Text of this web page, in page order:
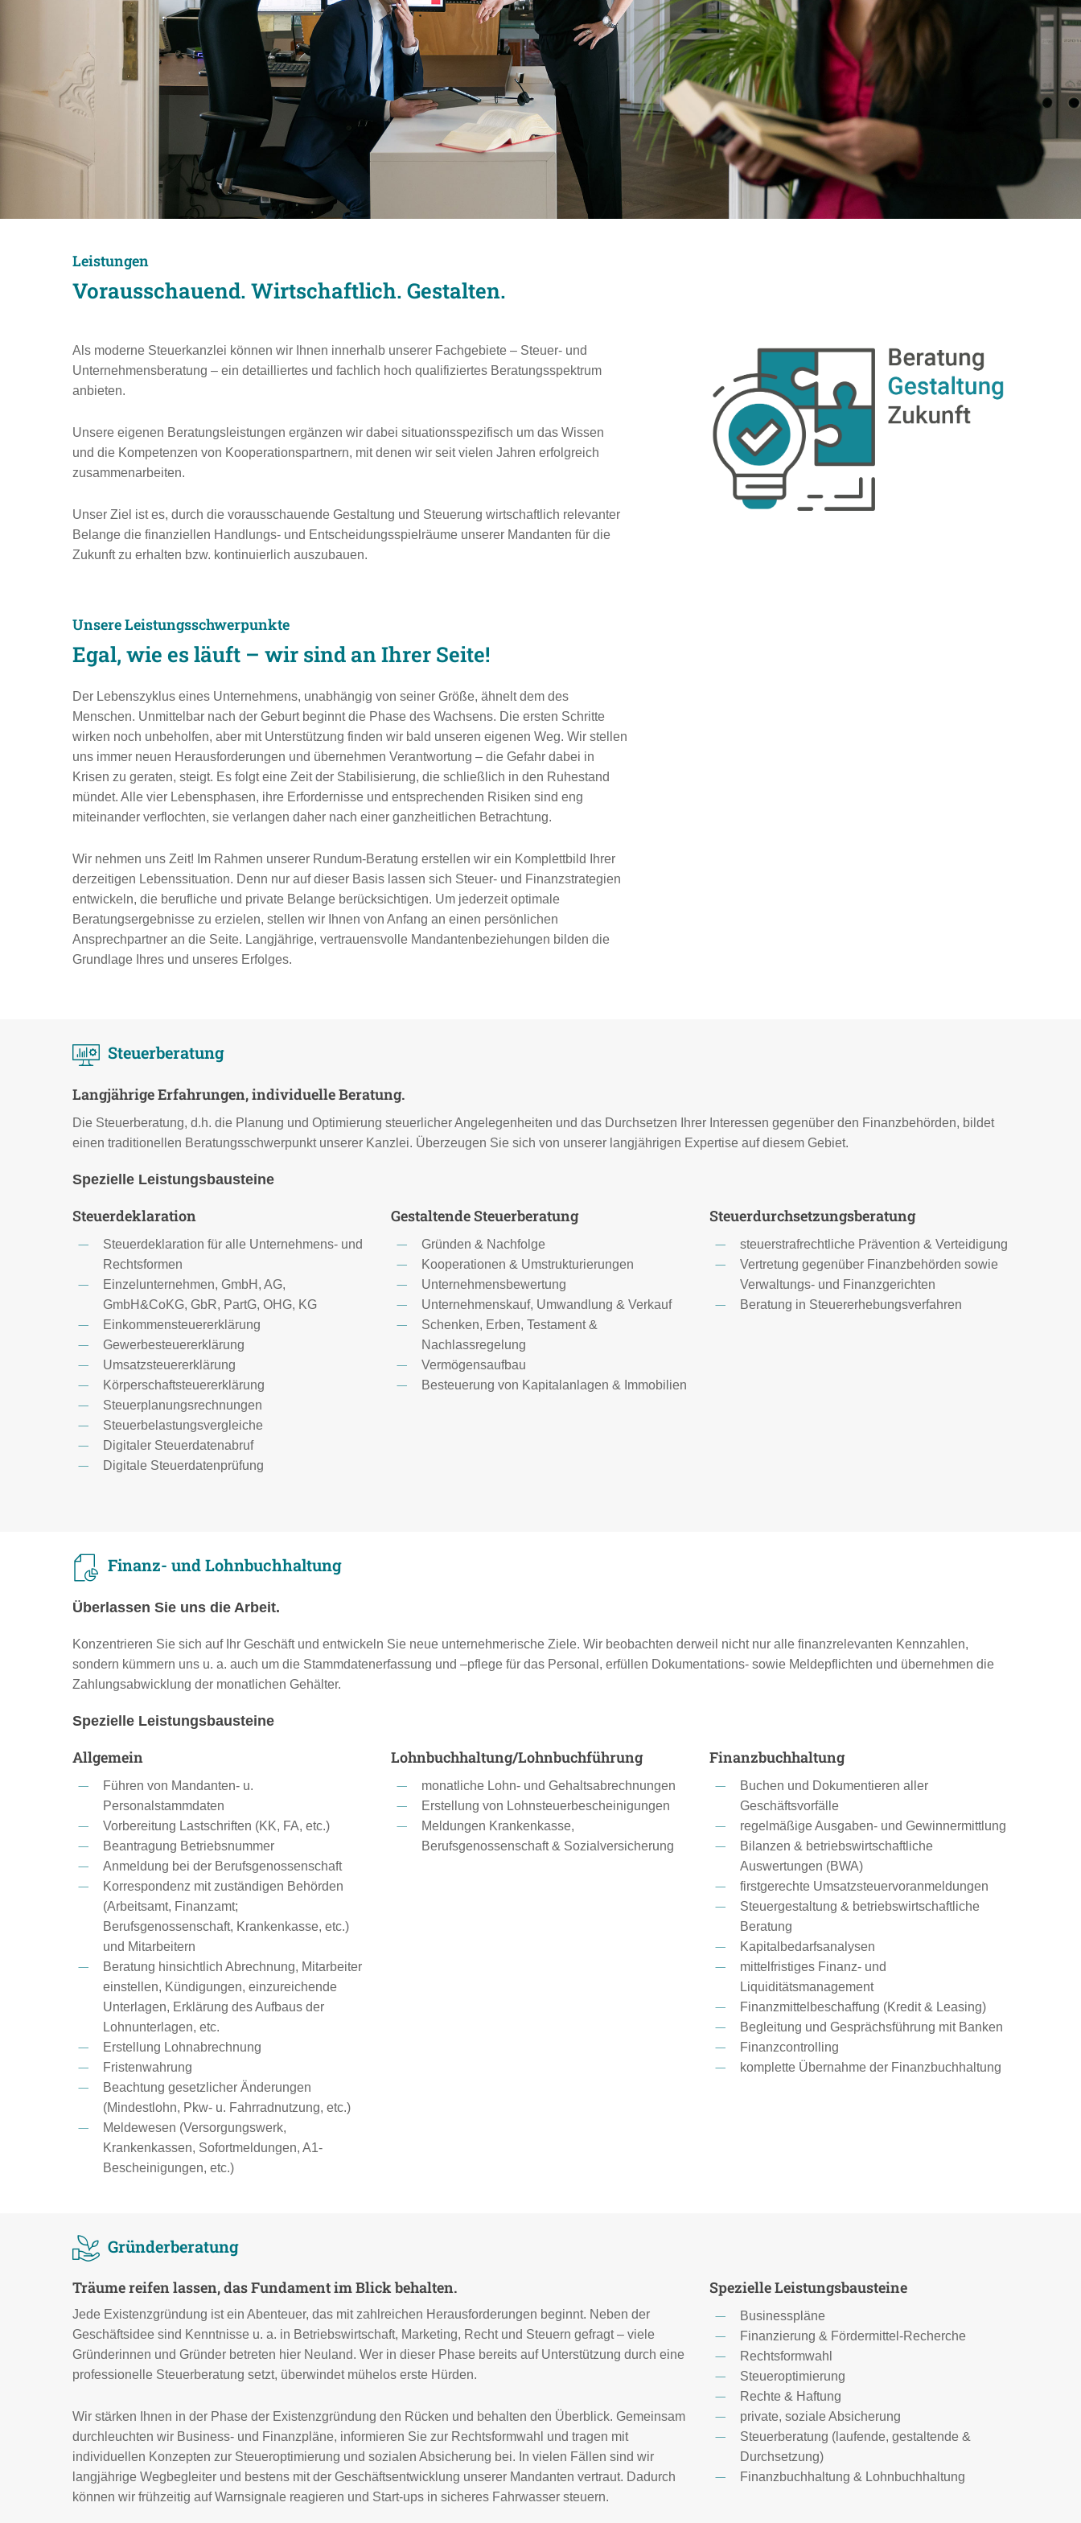
Leistungen
Vorausschauend. Wirtschaftlich. Gestalten.
Als moderne Steuerkanzlei können wir Ihnen innerhalb unserer Fachgebiete – Steuer- und
Unternehmensberatung – ein detailliertes und fachlich hoch qualifiziertes Beratungsspektrum
anbieten.
Unsere eigenen Beratungsleistungen ergänzen wir dabei situationsspezifisch um das Wissen
und die Kompetenzen von Kooperationspartnern, mit denen wir seit vielen Jahren erfolgreich
zusammenarbeiten.
Unser Ziel ist es, durch die vorausschauende Gestaltung und Steuerung wirtschaftlich relevanter
Belange die finanziellen Handlungs- und Entscheidungsspielräume unserer Mandanten für die
Zukunft zu erhalten bzw. kontinuierlich auszubauen.
Unsere Leistungsschwerpunkte
Egal, wie es läuft – wir sind an Ihrer Seite!
Der Lebenszyklus eines Unternehmens, unabhängig von seiner Größe, ähnelt dem des
Menschen. Unmittelbar nach der Geburt beginnt die Phase des Wachsens. Die ersten Schritte
wirken noch unbeholfen, aber mit Unterstützung finden wir bald unseren eigenen Weg. Wir stellen
uns immer neuen Herausforderungen und übernehmen Verantwortung – die Gefahr dabei in
Krisen zu geraten, steigt. Es folgt eine Zeit der Stabilisierung, die schließlich in den Ruhestand
mündet. Alle vier Lebensphasen, ihre Erfordernisse und entsprechenden Risiken sind eng
miteinander verflochten, sie verlangen daher nach einer ganzheitlichen Betrachtung.
Wir nehmen uns Zeit! Im Rahmen unserer Rundum-Beratung erstellen wir ein Komplettbild Ihrer
derzeitigen Lebenssituation. Denn nur auf dieser Basis lassen sich Steuer- und Finanzstrategien
entwickeln, die berufliche und private Belange berücksichtigen. Um jederzeit optimale
Beratungsergebnisse zu erzielen, stellen wir Ihnen von Anfang an einen persönlichen
Ansprechpartner an die Seite. Langjährige, vertrauensvolle Mandantenbeziehungen bilden die
Grundlage Ihres und unseres Erfolges.
Steuerberatung
Langjährige Erfahrungen, individuelle Beratung.
Die Steuerberatung, d.h. die Planung und Optimierung steuerlicher Angelegenheiten und das Durchsetzen Ihrer Interessen gegenüber den Finanzbehörden, bildet
einen traditionellen Beratungsschwerpunkt unserer Kanzlei. Überzeugen Sie sich von unserer langjährigen Expertise auf diesem Gebiet.
Spezielle Leistungsbausteine
Steuerdeklaration
Steuerdeklaration für alle Unternehmens- und
Rechtsformen
Einzelunternehmen, GmbH, AG,
GmbH&CoKG, GbR, PartG, OHG, KG
Einkommensteuererklärung
Gewerbesteuererklärung
Umsatzsteuererklärung
Körperschaftsteuererklärung
Steuerplanungsrechnungen
Steuerbelastungsvergleiche
Digitaler Steuerdatenabruf
Digitale Steuerdatenprüfung
Gestaltende Steuerberatung
Gründen & Nachfolge
Kooperationen & Umstrukturierungen
Unternehmensbewertung
Unternehmenskauf, Umwandlung & Verkauf
Schenken, Erben, Testament &
Nachlassregelung
Vermögensaufbau
Besteuerung von Kapitalanlagen & Immobilien
Steuerdurchsetzungsberatung
steuerstrafrechtliche Prävention & Verteidigung
Vertretung gegenüber Finanzbehörden sowie
Verwaltungs- und Finanzgerichten
Beratung in Steuererhebungsverfahren
Finanz- und Lohnbuchhaltung
Überlassen Sie uns die Arbeit.
Konzentrieren Sie sich auf Ihr Geschäft und entwickeln Sie neue unternehmerische Ziele. Wir beobachten derweil nicht nur alle finanzrelevanten Kennzahlen,
sondern kümmern uns u. a. auch um die Stammdatenerfassung und –pflege für das Personal, erfüllen Dokumentations- sowie Meldepflichten und übernehmen die
Zahlungsabwicklung der monatlichen Gehälter.
Spezielle Leistungsbausteine
Allgemein
Führen von Mandanten- u.
Personalstammdaten
Vorbereitung Lastschriften (KK, FA, etc.)
Beantragung Betriebsnummer
Anmeldung bei der Berufsgenossenschaft
Korrespondenz mit zuständigen Behörden
(Arbeitsamt, Finanzamt;
Berufsgenossenschaft, Krankenkasse, etc.)
und Mitarbeitern
Beratung hinsichtlich Abrechnung, Mitarbeiter
einstellen, Kündigungen, einzureichende
Unterlagen, Erklärung des Aufbaus der
Lohnunterlagen, etc.
Erstellung Lohnabrechnung
Fristenwahrung
Beachtung gesetzlicher Änderungen
(Mindestlohn, Pkw- u. Fahrradnutzung, etc.)
Meldewesen (Versorgungswerk,
Krankenkassen, Sofortmeldungen, A1-
Bescheinigungen, etc.)
Lohnbuchhaltung/Lohnbuchführung
monatliche Lohn- und Gehaltsabrechnungen
Erstellung von Lohnsteuerbescheinigungen
Meldungen Krankenkasse,
Berufsgenossenschaft & Sozialversicherung
Finanzbuchhaltung
Buchen und Dokumentieren aller
Geschäftsvorfälle
regelmäßige Ausgaben- und Gewinnermittlung
Bilanzen & betriebswirtschaftliche
Auswertungen (BWA)
firstgerechte Umsatzsteuervoranmeldungen
Steuergestaltung & betriebswirtschaftliche
Beratung
Kapitalbedarfsanalysen
mittelfristiges Finanz- und
Liquiditätsmanagement
Finanzmittelbeschaffung (Kredit & Leasing)
Begleitung und Gesprächsführung mit Banken
Finanzcontrolling
komplette Übernahme der Finanzbuchhaltung
Gründerberatung
Träume reifen lassen, das Fundament im Blick behalten.
Jede Existenzgründung ist ein Abenteuer, das mit zahlreichen Herausforderungen beginnt. Neben der
Geschäftsidee sind Kenntnisse u. a. in Betriebswirtschaft, Marketing, Recht und Steuern gefragt – viele
Gründerinnen und Gründer betreten hier Neuland. Wer in dieser Phase bereits auf Unterstützung durch eine
professionelle Steuerberatung setzt, überwindet mühelos erste Hürden.
Wir stärken Ihnen in der Phase der Existenzgründung den Rücken und behalten den Überblick. Gemeinsam
durchleuchten wir Business- und Finanzpläne, informieren Sie zur Rechtsformwahl und tragen mit
individuellen Konzepten zur Steueroptimierung und sozialen Absicherung bei. In vielen Fällen sind wir
langjährige Wegbegleiter und bestens mit der Geschäftsentwicklung unserer Mandanten vertraut. Dadurch
können wir frühzeitig auf Warnsignale reagieren und Start-ups in sicheres Fahrwasser steuern.
Spezielle Leistungsbausteine
Businesspläne
Finanzierung & Fördermittel-Recherche
Rechtsformwahl
Steueroptimierung
Rechte & Haftung
private, soziale Absicherung
Steuerberatung (laufende, gestaltende &
Durchsetzung)
Finanzbuchhaltung & Lohnbuchhaltung